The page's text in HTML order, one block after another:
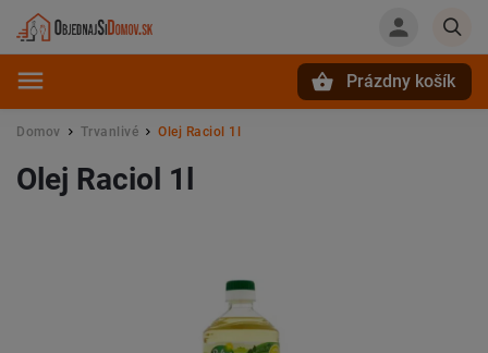
Prázdny košík
Domov / Trvanlivé / Olej Raciol 1l
Olej Raciol 1l